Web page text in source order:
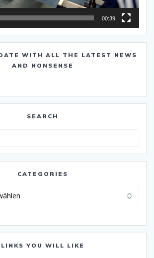
00:39
WITH ALL THE LATEST NEWS
AND NONSENSE
SEARCH
CATEGORIES
LINKS YOU WILL LIKE